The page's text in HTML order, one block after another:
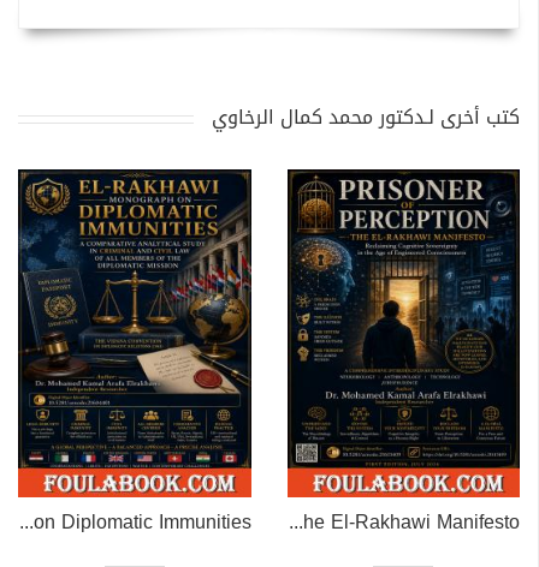
كتب أخرى لـدكتور محمد كمال الرخاوي
Prisoner of Perception: The El-Rakhawi Manifesto
EL-RAKHAWI MONOGRAPH on Diplomatic Immunities